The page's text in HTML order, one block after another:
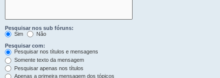
Pesquisar nos sub fóruns:
Sim
Não
Pesquisar com:
Pesquisar nos títulos e mensagens
Somente texto da mensagem
Pesquisar apenas nos títulos
Apenas a primeira mensagem dos tópicos